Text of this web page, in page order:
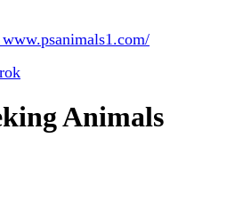
www.psanimals1.com/
Animals